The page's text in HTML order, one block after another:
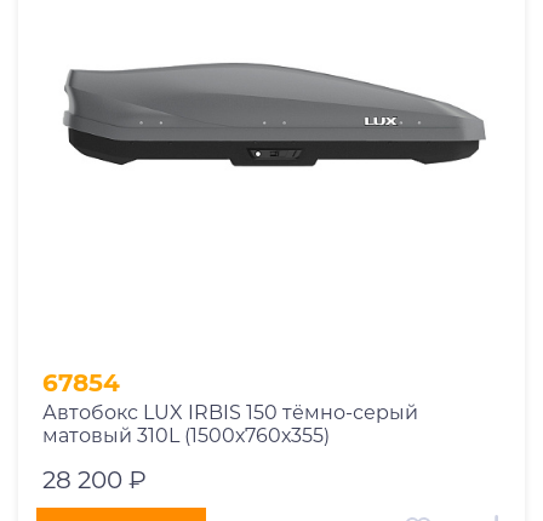
67854
Автобокс LUX IRBIS 150 тёмно-серый
матовый 310L (1500х760х355)
28 200 ₽